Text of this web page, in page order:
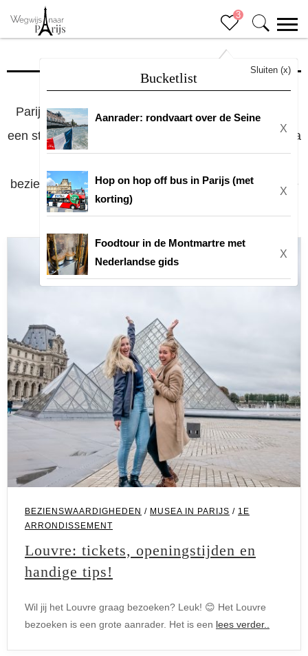
3
Bucketlist
Sluiten (x)
Aanrader: rondvaart over de Seine
X
Hop on hop off bus in Parijs (met
korting)
X
Foodtour in de Montmartre met
Nederlandse gids
X
Bezienswaardigheden
Parijs is een stad vol historie en cultuur en daarom
een stod met heel veel bezienswaardigheden. Wat ga
bezienswaardigheden waar je graag meer informatie
over wil hebben.
BEZIENSWAARDIGHEDEN / MUSEA IN PARIJS / 1E
ARRONDISSEMENT
Louvre: tickets, openingstijden en
handige tips!
Wil jij het Louvre graag bezoeken? Leuk! 😊 Het Louvre
bezoeken is een grote aanrader. Het is een lees verder..